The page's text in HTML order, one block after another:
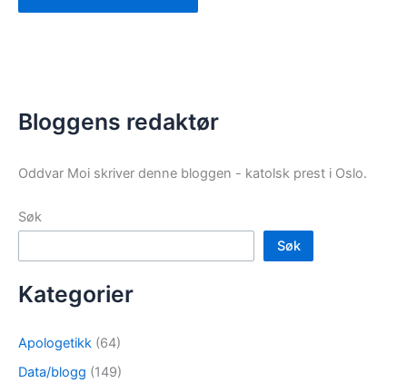
Bloggens redaktør
Oddvar Moi skriver denne bloggen - katolsk prest i Oslo.
Søk
Søk
Kategorier
Apologetikk (64)
Data/blogg (149)